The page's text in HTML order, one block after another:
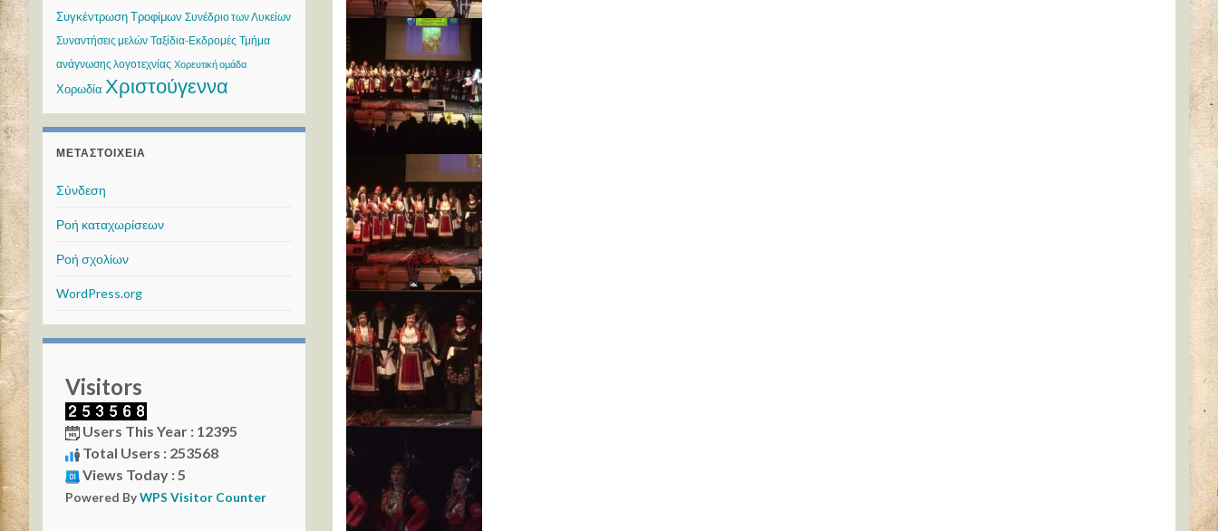
Συγκέντρωση Τροφίμων Συνέδριο των Λυκείων
Συναντήσεις μελών Ταξίδια-Εκδρομές Τμήμα
ανάγνωσης λογοτεχνίας Χορευτική ομάδα
Χορωδία Χριστούγεννα
ΜΕΤΑΣΤΟΙΧΕΊΑ
Σύνδεση
Ροή καταχωρίσεων
Ροή σχολίων
WordPress.org
Visitors
Users This Year : 12395
Total Users : 253568
Views Today : 5
Powered ByWPS Visitor Counter